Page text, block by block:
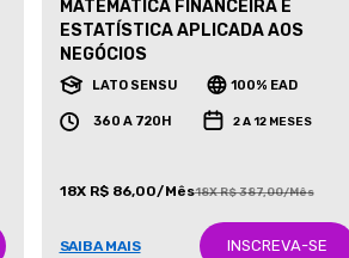
MATEMÁTICA FINANCEIRA E
ESTATÍSTICA APLICADA AOS
NEGÓCIOS
LATO SENSU 100% EAD
360 A 720H 2 A 12 MESES
18X R$ 86,00/Mês18X R$ 387,00/Mês
SAIBA MAIS INSCREVA-SE